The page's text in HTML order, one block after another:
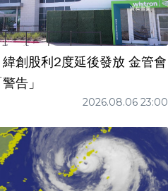
創股利2度延後發放 金管會
告」
2026.08.06 23:00